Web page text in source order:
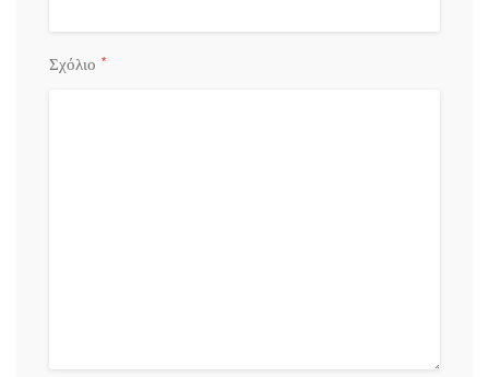
Σχόλιο *